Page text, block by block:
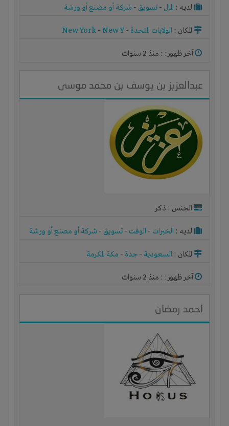
لديـه : المال - تسويق - شركة أو مصنع أو ورشة
المكان : الولايات المتحدة -
New York - New Y
آخر ظهور: : منذ 2 سنوات
عبدالعزيز بن يوسف بن محمد موسى
الجنس : ذكر
لديـه : الخبرات - الوقت - تسويق - شركة أو مصنع أو ورشة
المكان : السعودية - جدة - مكة المكرمة
آخر ظهور: : منذ 2 سنوات
احمد رمضان